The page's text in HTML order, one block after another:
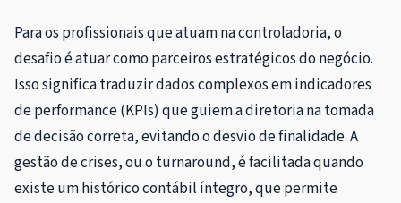
Para os profissionais que atuam na controladoria, o
desafio é atuar como parceiros estratégicos do negócio.
Isso significa traduzir dados complexos em indicadores
de performance (KPIs) que guiem a diretoria na tomada
de decisão correta, evitando o desvio de finalidade. A
gestão de crises, ou o turnaround, é facilitada quando
existe um histórico contábil íntegro, que permite